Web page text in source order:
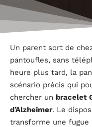
Un parent sort de
pantoufles, sans
heure plus tard, la
scénario précis qui
chercher un bracelet
d’Alzheimer. Le
transforme une